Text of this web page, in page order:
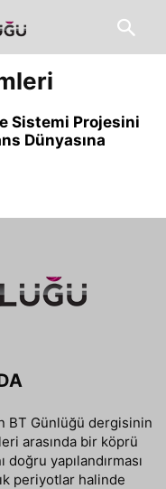
Sistemi Projesini
Dünyasına
BT Günlüğü dergisinin
arasında bir köprü
doğru yapılandırması
periyotlar halinde